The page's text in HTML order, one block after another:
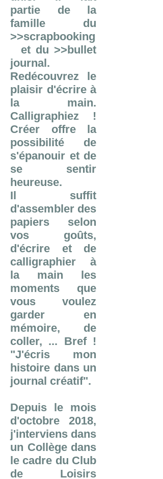
partie de la
famille du
>>scrapbooking
et du >>bullet
journal.
Redécouvrez le
plaisir d'écrire à
la main.
Calligraphiez !
Créer offre la
possibilité de
s'épanouir et de
se sentir
heureuse.
Il suffit
d'assembler des
papiers selon
vos goûts,
d'écrire et de
calligraphier à
la main les
moments que
vous voulez
garder en
mémoire, de
coller, ... Bref !
"J'écris mon
histoire dans un
journal créatif".
Depuis le mois
d'octobre 2018,
j'interviens dans
un Collège dans
le cadre du Club
de Loisirs